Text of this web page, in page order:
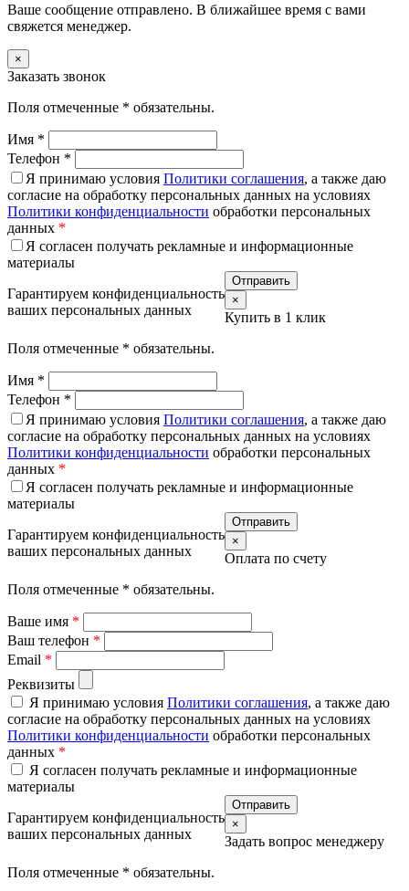
Ваше сообщение отправлено. В ближайшее время с вами
свяжется менеджер.
×
Заказать звонок
Поля отмеченные * обязательны.
Имя *
Телефон *
Я принимаю условия Политики соглашения, а также даю
согласие на обработку персональных данных на условиях
Политики конфиденциальности обработки персональных
данных *
Я согласен получать рекламные и информационные
материалы
Гарантируем конфиденциальность
ваших персональных данных
×
Купить в 1 клик
Поля отмеченные * обязательны.
Имя *
Телефон *
Я принимаю условия Политики соглашения, а также даю
согласие на обработку персональных данных на условиях
Политики конфиденциальности обработки персональных
данных *
Я согласен получать рекламные и информационные
материалы
Гарантируем конфиденциальность
ваших персональных данных
×
Оплата по счету
Поля отмеченные * обязательны.
Ваше имя *
Ваш телефон *
Email *
Реквизиты
Я принимаю условия Политики соглашения, а также даю
согласие на обработку персональных данных на условиях
Политики конфиденциальности обработки персональных
данных *
Я согласен получать рекламные и информационные
материалы
Гарантируем конфиденциальность
ваших персональных данных
×
Задать вопрос менеджеру
Поля отмеченные * обязательны.